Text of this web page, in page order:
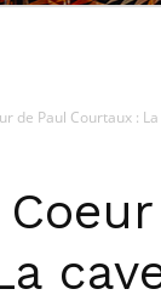
de Paul Courtaux :